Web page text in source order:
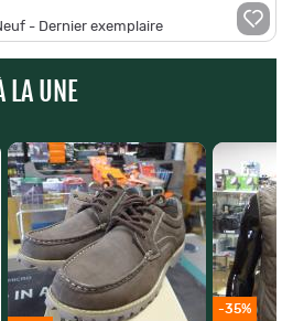
- Dernier exemplaire
LA UNE
-35%